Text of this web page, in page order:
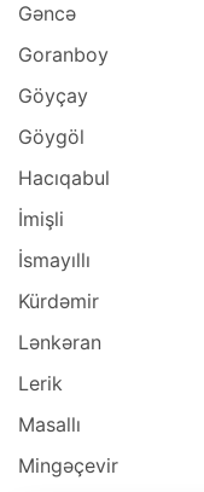
Gəncə
Goranboy
Göyçay
Göygöl
Hacıqabul
İmişli
İsmayıllı
Kürdəmir
Lənkəran
Lerik
Masallı
Mingəçevir